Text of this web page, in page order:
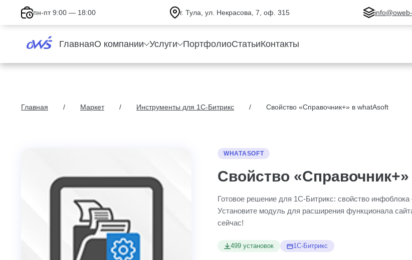
пн-пт 9:00 — 18:00 г. Тула, ул. Некрасова, 7, оф. 315
ГлавнаяО компании Услуги ПортфолиоСтатьиКонтакты
Главная Маркет Инструменты для 1С-Битрикс Свойство «Справочник+» в whatAsoft
WHATASOFT
Свойство
Готовое решение для 1С-Битрикс: свойство инфоблока
Установите модуль для расширения функционала
сейчас!
499 установок 1С-Битрикс